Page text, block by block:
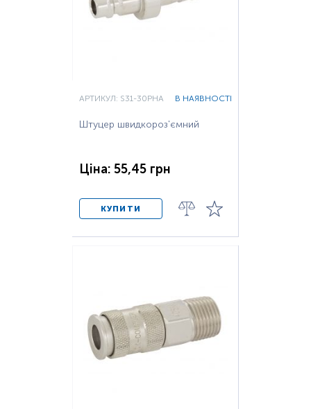
АРТИКУЛ: S31-30PHA В НАЯВНОСТІ
Штуцер швидкороз'ємний
Ціна: 55,45 грн
КУПИТИ